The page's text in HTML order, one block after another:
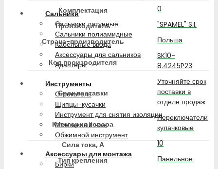
Сальники
Сальники латунные
Сальники полиамидные
Кабельные ввода
Аксессуары для сальников
Адаптеры
Инструменты
Отсекатель
Щипцы-кусачки
Инструмент для снятия изоляции
Монтажный нож
Обжимной инструмент
Аксессуары для монтажа
Бирки
Комплектация
0
Производитель
"SPAMEL" S.I.
Страна-производитель
Польша
Код производителя
SK10-
8.4245P23
Срок поставки
Уточняйте срок
поставки в
отделе продаж
Категория товара
Переключатели
кулачковые
Сила тока, А
10
Тип крепления
Панельное